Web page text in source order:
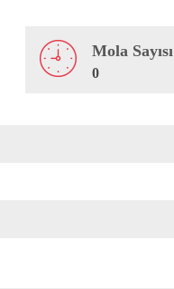
Mola Sayısı
0